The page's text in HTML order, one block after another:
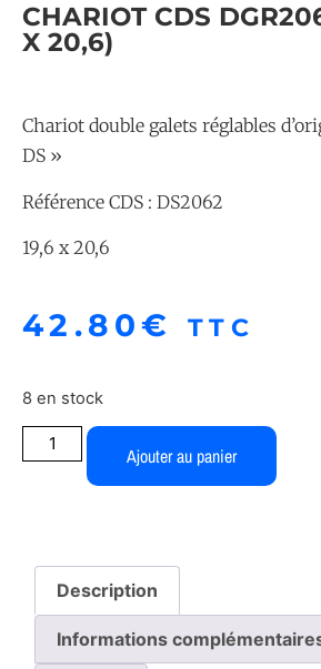
CHARIOT CDS
X 20,6)
Chariot double galets réglables
DS »
Référence CDS : DS2062
19,6 x 20,6
42.80€ TTC
8 en stock
Ajouter au panier
Description
Informations